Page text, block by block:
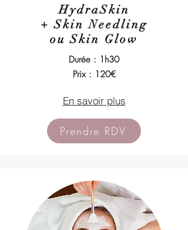
HydraSkin
+Skin Needling
ou Skin Glow
Durée : 1h30
Prix : 120€
En savoir plus
Prendre RDV